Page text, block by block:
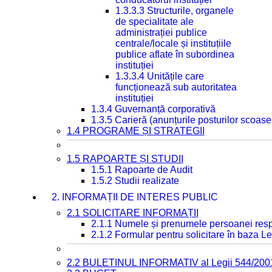
1.3.3.3 Structurile, organele
de specialitate ale
administrației publice
centrale/locale și instituțiile
publice aflate în subordinea
instituției
1.3.3.4 Unitățile care
funcționează sub autoritatea
instituției
1.3.4 Guvernanță corporativă
1.3.5 Carieră (anunțurile posturilor
1.4 PROGRAME ȘI STRATEGII
1.5 RAPOARTE ȘI STUDII
1.5.1 Rapoarte de Audit
1.5.2 Studii realizate
2. INFORMAȚII DE INTERES PUBLIC
2.1 SOLICITARE INFORMAȚII
2.1.1 Numele și prenumele persoanei
2.1.2 Formular pentru solicitare în baza
2.2 BULETINUL INFORMATIV al Legii 544/